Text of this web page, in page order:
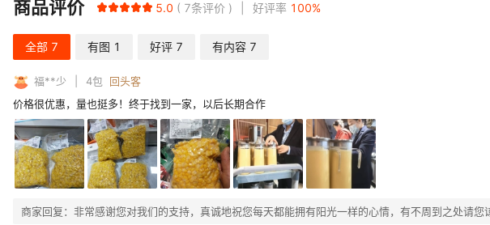
商品评价 5.0 7条评价 好评率 100%
全部 7 有图 1 好评 7 有内容 7
福**少 4包
回头客
价格很优惠，量也挺多！终于找到一家，以后长期合作
商家回复： 非常感谢您对我们的支持，真诚地祝您每天都能拥有阳光一样的心情，有不周到之处请您